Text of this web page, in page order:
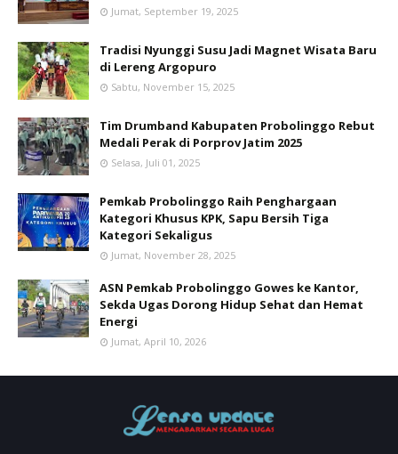
Jumat, September 19, 2025
Tradisi Nyunggi Susu Jadi Magnet Wisata Baru
di Lereng Argopuro
Sabtu, November 15, 2025
Tim Drumband Kabupaten Probolinggo Rebut
Medali Perak di Porprov Jatim 2025
Selasa, Juli 01, 2025
Pemkab Probolinggo Raih Penghargaan
Kategori Khusus KPK, Sapu Bersih Tiga
Kategori Sekaligus
Jumat, November 28, 2025
ASN Pemkab Probolinggo Gowes ke Kantor,
Sekda Ugas Dorong Hidup Sehat dan Hemat
Energi
Jumat, April 10, 2026